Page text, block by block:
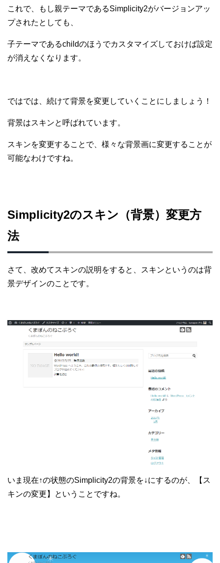
これで、もし親テーマであるSimplicity2がバージョンアッ
プされたとしても、
子テーマであるchildのほうでカスタマイズしておけば設定
が消えなくなります。
ではでは、続けて背景を変更していくことにしましょう！
背景はスキンと呼ばれています。
スキンを変更することで、様々な背景画に変更することが
可能なわけですね。
Simplicity2のスキン（背景）変更方
法
さて、改めてスキンの説明をすると、スキンというのは背
景デザインのことです。
いま現在↑の状態のSimplicity2の背景を↓にするのが、【ス
キンの変更】ということですね。